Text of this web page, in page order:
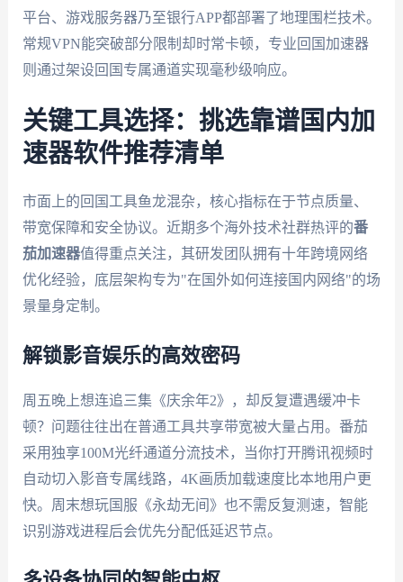
平台、游戏服务器乃至银行APP都部署了地理围栏技术。
常规VPN能突破部分限制却时常卡顿，专业回国加速器
则通过架设回国专属通道实现毫秒级响应。
关键工具选择：挑选靠谱国内加
速器软件推荐清单
市面上的回国工具鱼龙混杂，核心指标在于节点质量、
带宽保障和安全协议。近期多个海外技术社群热评的番
茄加速器值得重点关注，其研发团队拥有十年跨境网络
优化经验，底层架构专为"在国外如何连接国内网络"的场
景量身定制。
解锁影音娱乐的高效密码
周五晚上想连追三集《庆余年2》，却反复遭遇缓冲卡
顿？问题往往出在普通工具共享带宽被大量占用。番茄
采用独享100M光纤通道分流技术，当你打开腾讯视频时
自动切入影音专属线路，4K画质加载速度比本地用户更
快。周末想玩国服《永劫无间》也不需反复测速，智能
识别游戏进程后会优先分配低延迟节点。